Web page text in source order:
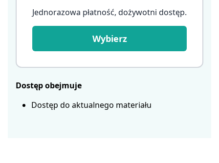
Jednorazowa płatność, dożywotni dostęp.
Wybierz
Dostęp obejmuje
Dostęp do aktualnego materiału